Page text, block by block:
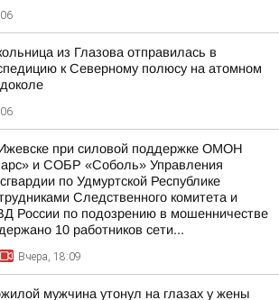
из Глазова отправилась в
к Северному полюсу на атомном
при силовой поддержке ОМОН
и СОБР «Соболь» Управления
по Удмуртской Республике
Следственного комитета и
России по подозрению в мошенничестве
10 работников сети...
Вчера, 18:09
мужчина утонул на глазах у жены